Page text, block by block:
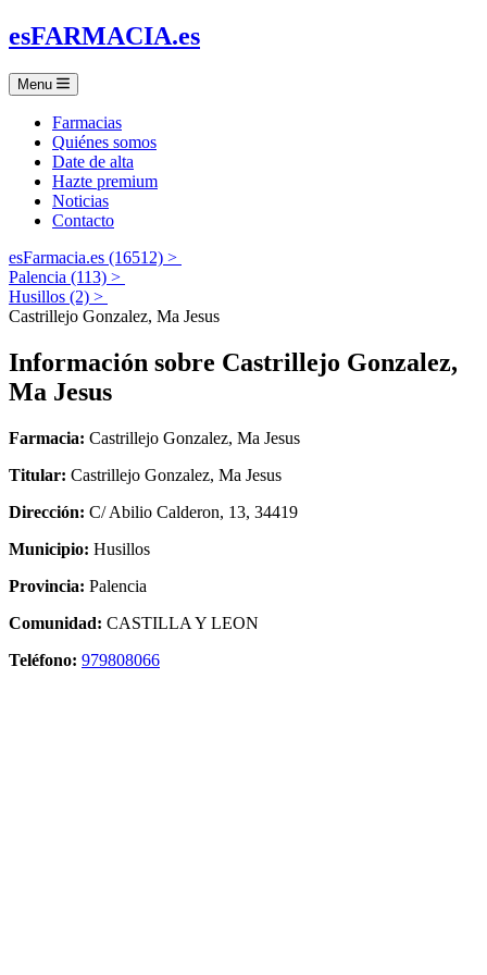
esFARMACIA.es
Menu
Farmacias
Quiénes somos
Date de alta
Hazte premium
Noticias
Contacto
esFarmacia.es (16512) >
Palencia (113) >
Husillos (2) >
Castrillejo Gonzalez, Ma Jesus
Información sobre Castrillejo Gonzalez,
Ma Jesus
Farmacia: Castrillejo Gonzalez, Ma Jesus
Titular: Castrillejo Gonzalez, Ma Jesus
Dirección: C/ Abilio Calderon, 13, 34419
Municipio: Husillos
Provincia: Palencia
Comunidad: CASTILLA Y LEON
Teléfono: 979808066